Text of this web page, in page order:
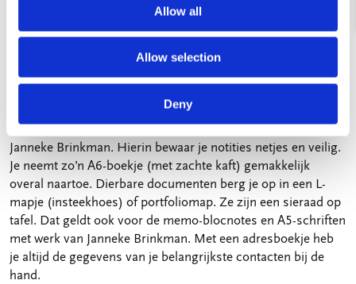
Allow all
Allow selection
Deny
Vorige 3 / 8 Volgende
Notieboekjes, bewaarmapjes en
Heel inspiratievol zijn ook de notitieboekjes met werk van
Janneke Brinkman. Hierin bewaar je notities netjes en veilig.
Je neemt zo’n A6-boekje (met zachte kaft) gemakkelijk
overal naartoe. Dierbare documenten berg je op in een L-
mapje (insteekhoes) of portfoliomap. Ze zijn een sieraad op
tafel. Dat geldt ook voor de memo-blocnotes en A5-schriften
met werk van Janneke Brinkman. Met een adresboekje heb
je altijd de gegevens van je belangrijkste contacten bij de
hand.